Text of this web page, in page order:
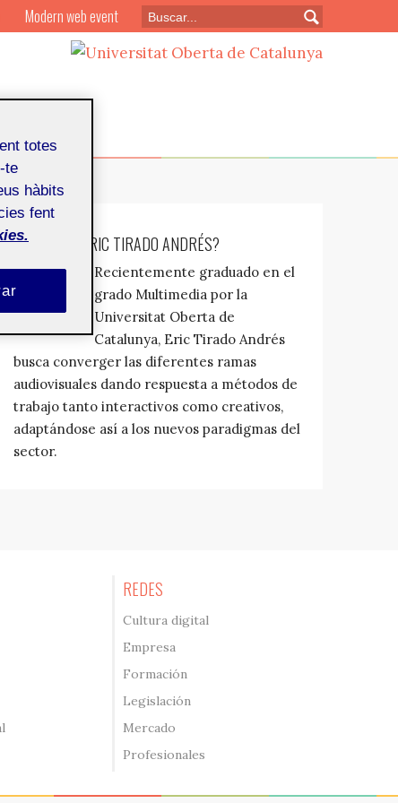
¿QUIÉN ES: ERIC TIRADO ANDRÉS?
Recientemente graduado en el
grado Multimedia por la
Universitat Oberta de
Catalunya, Eric Tirado Andrés
busca converger las diferentes ramas
audiovisuales dando respuesta a métodos de
trabajo tanto interactivos como creativos,
adaptándose así a los nuevos paradigmas del
sector.
REDES
Cultura digital
Empresa
Formación
Legislación
Mercado
Profesionales
Modern web event
totes
te
hàbits
fent